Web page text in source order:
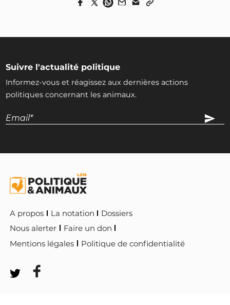
Suivre l'actualité politique
Informez-vous et réagissez aux dernières actions
politiques concernant les animaux.
A propos La notation
Dossiers
Nous alerter
Faire un don
Mentions légales
Politique de confidentialité